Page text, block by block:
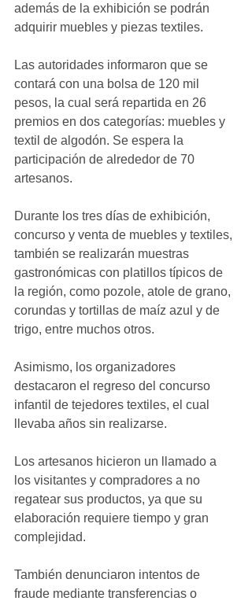
además de la exhibición se podrán
adquirir muebles y piezas textiles.
Las autoridades informaron que se
contará con una bolsa de 120 mil
pesos, la cual será repartida en 26
premios en dos categorías: muebles y
textil de algodón. Se espera la
participación de alrededor de 70
artesanos.
Durante los tres días de exhibición,
concurso y venta de muebles y textiles,
también se realizarán muestras
gastronómicas con platillos típicos de
la región, como pozole, atole de grano,
corundas y tortillas de maíz azul y de
trigo, entre muchos otros.
Asimismo, los organizadores
destacaron el regreso del concurso
infantil de tejedores textiles, el cual
llevaba años sin realizarse.
Los artesanos hicieron un llamado a
los visitantes y compradores a no
regatear sus productos, ya que su
elaboración requiere tiempo y gran
complejidad.
También denunciaron intentos de
fraude mediante transferencias o